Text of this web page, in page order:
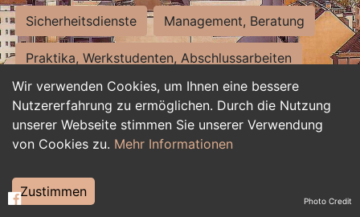
Wir verwenden Cookies, um Ihnen eine bessere
Nutzererfahrung zu ermöglichen. Durch die Nutzung
unserer Webseite stimmen Sie unserer Verwendung
von Cookies zu. Mehr Informationen
Zustimmen
Sicherheitsdienste Management, Beratung
Praktika, Werkstudenten, Abschlussarbeiten
Personalwesen Assistenz, Sekretariat
Hilfskräfte, Aushilfs- und Nebenjobs
Weiterbildung, Studium, duale Ausbildung Photo Credit